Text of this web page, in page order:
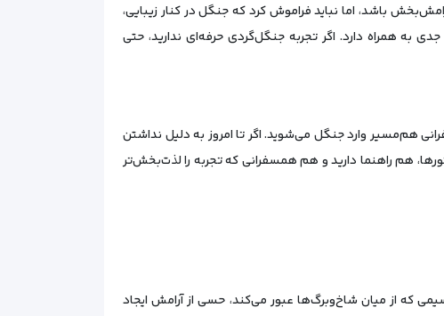
باشد، اما نباید فراموش کرد که جنگل در کنار زیبایی،
به همراه دارد. اگر تجربه جنگل‌گردی حرفه‌ای ندارید، حتی
هم‌مسیر وارد جنگل می‌شوید. اگر تا امروز به دلیل نداشتن
هم راهنما دارید و هم همسفرانی که تجربه را لذت‌بخش‌تر
که از میان شاخ‌وبرگ‌ها عبور می‌کند، حسی از آرامش ایجاد